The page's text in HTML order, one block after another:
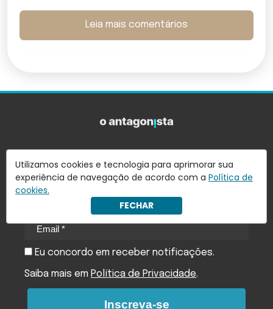
Leia mais comentários
Utilizamos cookies e tecnologia para aprimorar sua
experiência de navegação de acordo com a Política de
cookies.
FECHAR
Quer receber notícias do Antagonista em seu
e-mail?
Assine nossa newsletter e receba as principais notícias
Eu concordo em receber notificações.
Saiba mais em Política de Privacidade.
Inscreva-se